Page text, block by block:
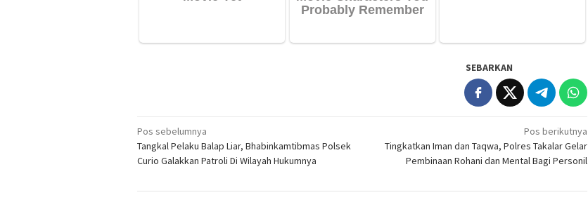
SEBARKAN
Navigasi
pos
Pos sebelumnya
Tangkal Pelaku Balap Liar, Bhabinkamtibmas Polsek
Curio Galakkan Patroli Di Wilayah Hukumnya
Pos berikutnya
Tingkatkan Iman dan Taqwa, Polres Takalar Gelar
Pembinaan Rohani dan Mental Bagi Personil